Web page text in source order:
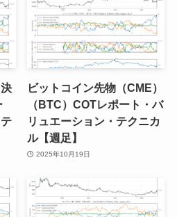
ビットコイン先物（CME）
（BTC）COTレポート・バ
リュエーション・テクニカ
ル【週足】
2025年10月19日